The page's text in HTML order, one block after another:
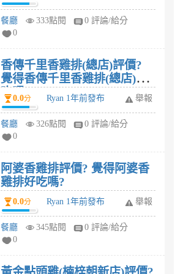
餐廳 333點閱
0 評論/給分
0
香傳千里香雞排(總店)評價?
覺得香傳千里香雞排(總店)好
吃嗎?
0.0分 Ryan 1年前發布 舉報
餐廳 326點閱
0 評論/給分
0
阿婆香雞排評價? 覺得阿婆香
雞排好吃嗎?
0.0分 Ryan 1年前發布 舉報
餐廳 345點閱
0 評論/給分
0